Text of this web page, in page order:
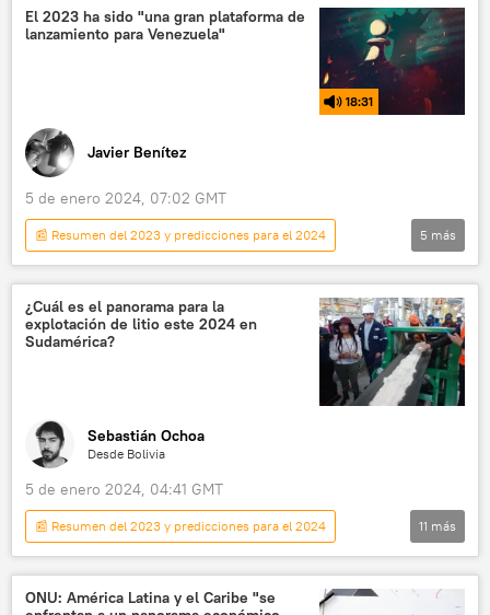
Fernando Clavijo
Fernando Grande-Marlaska
Marruecos
Comisión Española de Ayuda al Refugiado (CEAR)
inmigración ilegal
El 2023 ha sido "una gran plataforma de
lanzamiento para Venezuela"
18:31
Javier Benítez
5 de enero 2024, 07:02 GMT
📰 Resumen del 2023 y predicciones para el 2024
Ajedrez de Geopolítica
Venezuela
Caracas
Esequibo
5 más
¿Cuál es el panorama para la
explotación de litio este 2024 en
Sudamérica?
Sebastián Ochoa
Desde Bolivia
5 de enero 2024, 04:41 GMT
📰 Resumen del 2023 y predicciones para el 2024
Economía
Argentina
Chile
Luis Arce
Evo Morales Javier Milei
11 más
ONU: América Latina y el Caribe "se